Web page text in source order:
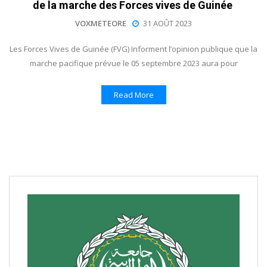
de la marche des Forces vives de Guinée
VOXMETEORE 31 AOÛT 2023
Les Forces Vives de Guinée (FVG) Informent l’opinion publique que la
marche pacifique prévue le 05 septembre 2023 aura pour
Read More